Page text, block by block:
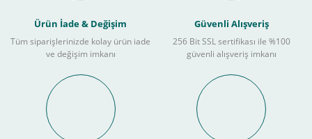
Ürün İade & Değişim
Tüm siparişlerinizde kolay ürün iade
ve değişim imkanı
Güvenli Alışveriş
256 Bit SSL sertifikası ile %100
güvenli alışveriş imkanı